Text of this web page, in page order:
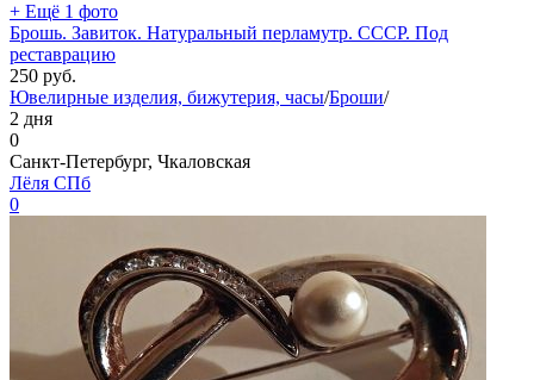
+ Ещё 1 фото
Брошь. Завиток. Натуральный перламутр. СССР. Под
реставрацию
250 руб.
Ювелирные изделия, бижутерия, часы/Броши/
2 дня
0
Санкт-Петербург, Чкаловская
Лёля СПб
0